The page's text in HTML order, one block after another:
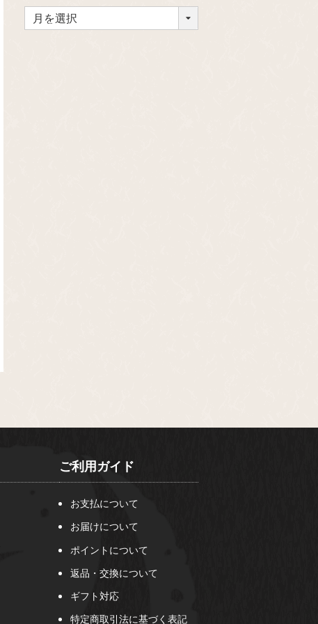
ご利用ガイド
お支払について
お届けについて
ポイントについて
返品・交換について
ギフト対応
特定商取引法に基づく表記